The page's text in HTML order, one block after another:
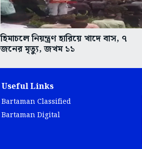
হিমাচলে নিয়ন্ত্রণ হারিয়ে খাদে বাস, ৭
জনের মৃত্যু, জখম ১১
Useful Links
Bartaman Classified
Bartaman Digital